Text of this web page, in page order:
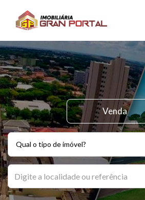
Qual o tipo de imóvel?
Venda